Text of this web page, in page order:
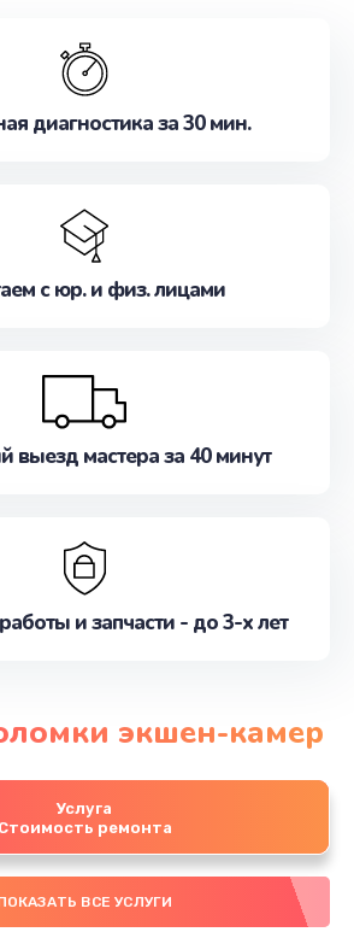
диагностика за 30 мин.
с юр. и физ. лицами
выезд мастера за 40 минут
и запчасти - до 3-х лет
экшен-камер
Услуга
Стоимость ремонта
ВСЕ УСЛУГИ